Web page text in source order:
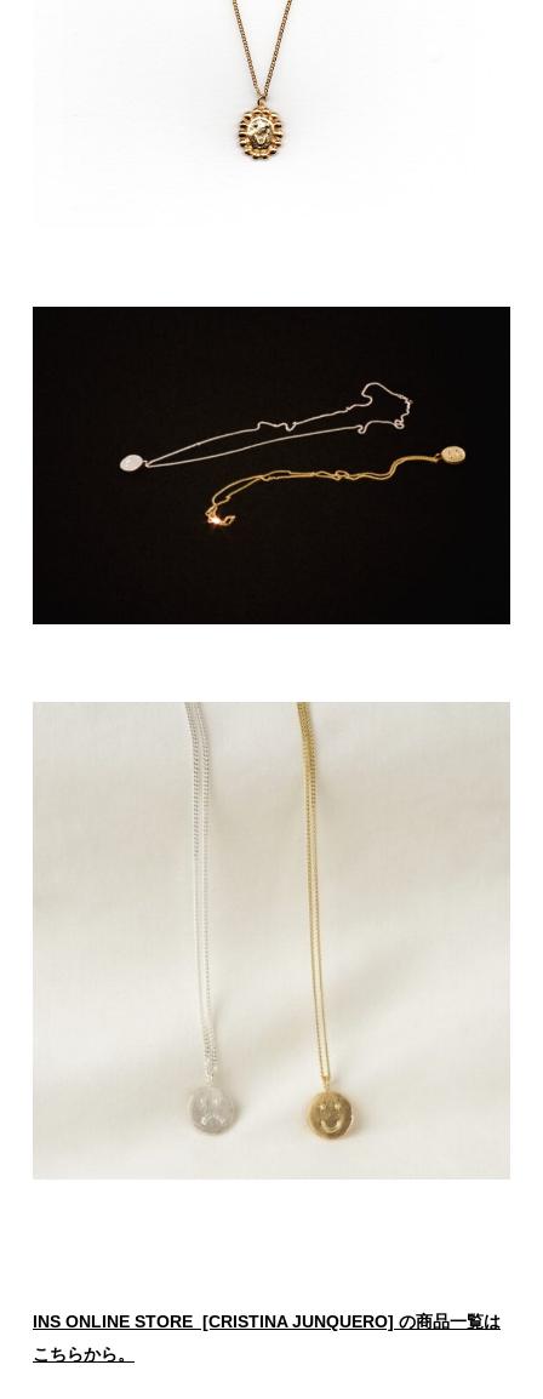
INS ONLINE STORE [CRISTINA JUNQUERO] の商品一覧は
こちらから。